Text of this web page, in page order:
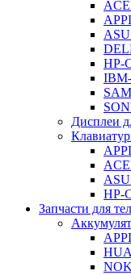
HP-
Дисплеи
HP-
Запчасти для